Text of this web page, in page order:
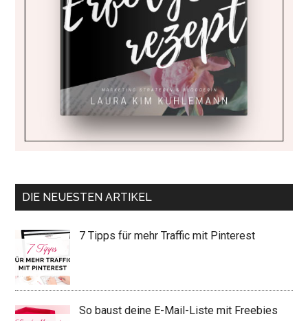
DIE NEUESTEN ARTIKEL
7 Tipps für mehr Traffic mit Pinterest
So baust deine E-Mail-Liste mit Freebies